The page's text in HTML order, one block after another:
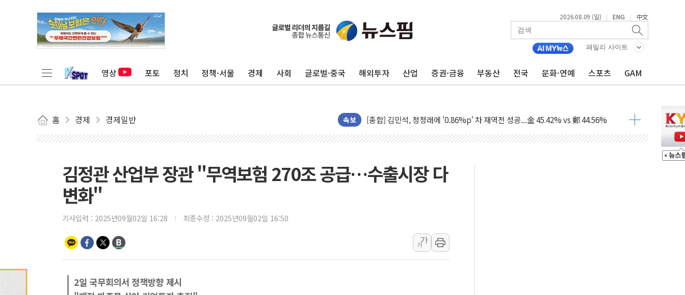
2026.08.09 (일) | ENG | 中文
패밀리 사이트
영상 포토 정치 정책·서울 경제 사회 글로벌·중국 해외투자 산업 증권·금융 부동산 전국 문화·연예 스포츠 GAM
홈 경제 경제일반 속보
포항시 재난예산 40억 긴급 투입…고수온 양식장 복구·지원 '총력'
울진·영덕 '호우특보'-포항 '산사태 주의보'...경북도, 호우 피해·통제구간 없어
인천 합동연설회 나선 송영길·정청래·김민석 당대표 후보
김민석, 2주차 제주·인천 경선서 정청래에 승리...47.75% vs 42.08%
[속보] 민주, 제주·인천 경선 결과 발표...김민석 47.75% 정청래 42.08%
[속보] 민주, 인천 경선 결과 발표...김민석 45.09% 정청래 43.27% 송영길 11.63%
강릉·동해·삼척 시간당 최대 50㎜ 폭우…강원 동해안 강한 비 이어져
폐기물 수거하다 참변…60대 환경미화원 수거차에 치여 사망
김정관 산업부 장관 "무역보험 270조 공급…수출시장 다
변화"
기사입력 : 2025년09월02일 16:28 최종수정 : 2025년09월02일 16:50
가
가
2일 국무회의서 정책방향 제시